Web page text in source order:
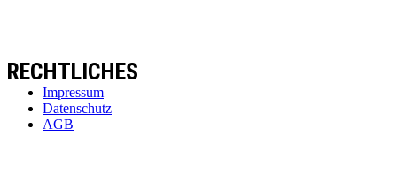
RECHTLICHES
Impressum
Datenschutz
AGB